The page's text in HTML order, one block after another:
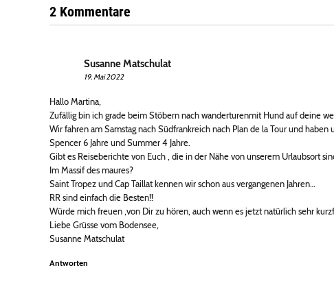
2 Kommentare
Susanne Matschulat
19. Mai 2022
Hallo Martina,
Zufällig bin ich grade beim Stöbern nach wanderturenmit Hund auf deine
Wir fahren am Samstag nach Südfrankreich nach Plan de la Tour und haben
Spencer 6 Jahre und Summer 4 Jahre.
Gibt es Reiseberichte von Euch , die in der Nähe von unserem Urlaubsort
Im Massif des maures?
Saint Tropez und Cap Taillat kennen wir schon aus vergangenen Jahren…
RR sind einfach die Besten!!
Würde mich freuen ,von Dir zu hören, auch wenn es jetzt natürlich sehr
Liebe Grüsse vom Bodensee,
Susanne Matschulat
Antworten